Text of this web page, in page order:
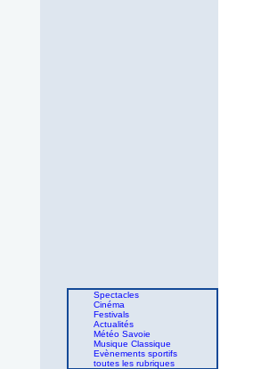
Spectacles
Cinéma
Festivals
Actualités
Météo Savoie
Musique Classique
Evènements sportifs
toutes les rubriques